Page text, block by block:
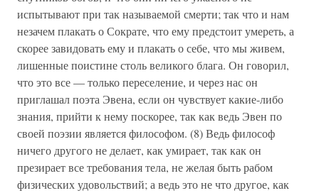
испытывают при так называемой смерти; так что и нам
незачем плакать о Сократе, что ему предстоит умереть, а
скорее завидовать ему и плакать о себе, что мы живем,
лишенные поистине столь великого блага. Он говорил,
что это все — только переселение, и через нас он
приглашал поэта Эвена, если он чувствует какие-либо
знания, прийти к нему поскорее, так как ведь Эвен по
своей поэзии является философом. (8) Ведь философ
ничего другого не делает, как умирает, так как он
презирает все требования тела, не желая быть рабом
физических удовольствий; а ведь это не что другое, как